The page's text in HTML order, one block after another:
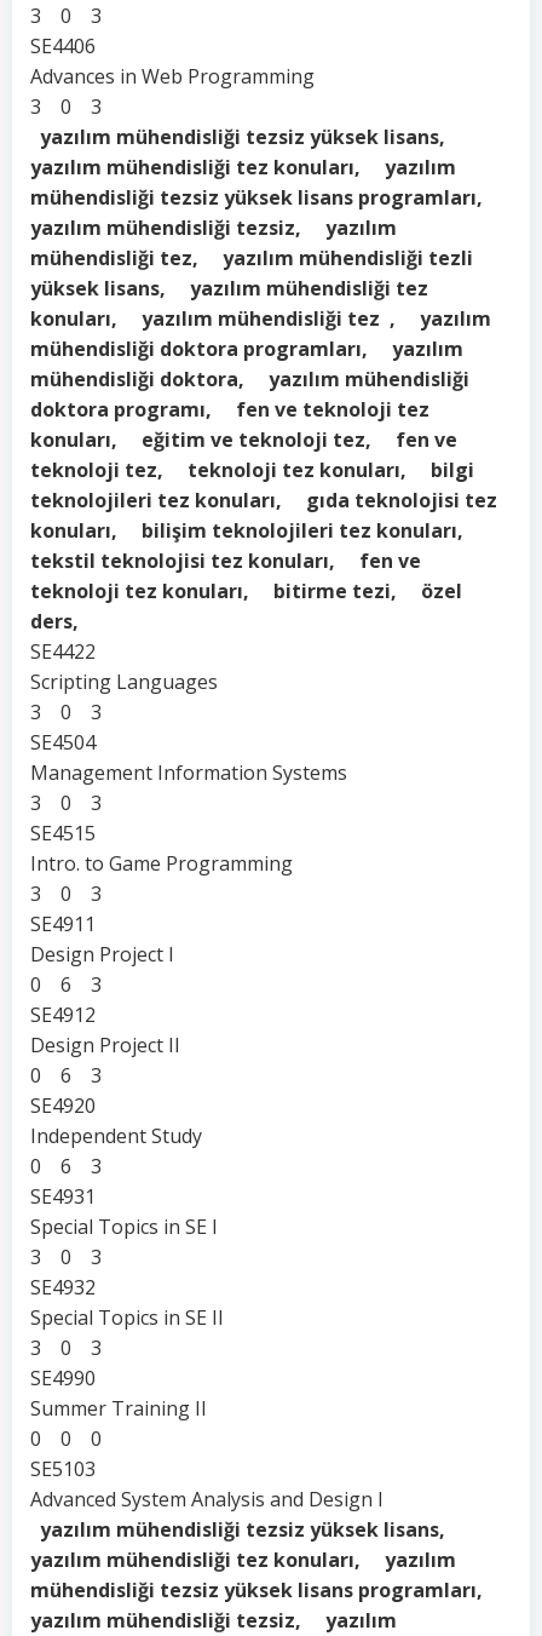
3 0 3
SE4406
Advances in Web Programming
3 0 3
yazılım mühendisliği tezsiz yüksek lisans,
yazılım mühendisliği tez konuları, yazılım
mühendisliği tezsiz yüksek lisans programları,
yazılım mühendisliği tezsiz, yazılım
mühendisliği tez, yazılım mühendisliği tezli
yüksek lisans, yazılım mühendisliği tez
konuları, yazılım mühendisliği tez , yazılım
mühendisliği doktora programları, yazılım
mühendisliği doktora, yazılım mühendisliği
doktora programı, fen ve teknoloji tez
konuları, eğitim ve teknoloji tez, fen ve
teknoloji tez, teknoloji tez konuları, bilgi
teknolojileri tez konuları, gıda teknolojisi tez
konuları, bilişim teknolojileri tez konuları,
tekstil teknolojisi tez konuları, fen ve
teknoloji tez konuları, bitirme tezi, özel
ders,
SE4422
Scripting Languages
3 0 3
SE4504
Management Information Systems
3 0 3
SE4515
Intro. to Game Programming
3 0 3
SE4911
Design Project I
0 6 3
SE4912
Design Project II
0 6 3
SE4920
Independent Study
0 6 3
SE4931
Special Topics in SE I
3 0 3
SE4932
Special Topics in SE II
3 0 3
SE4990
Summer Training II
0 0 0
SE5103
Advanced System Analysis and Design I
yazılım mühendisliği tezsiz yüksek lisans,
yazılım mühendisliği tez konuları, yazılım
mühendisliği tezsiz yüksek lisans programları,
yazılım mühendisliği tezsiz, yazılım